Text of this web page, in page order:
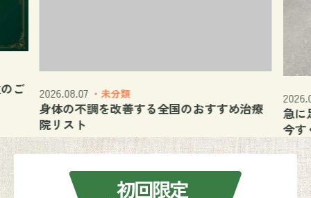
ご 2026.08.07 ・未分類
身体の不調を改善する全国のおすすめ治療
院リスト
急に
今す